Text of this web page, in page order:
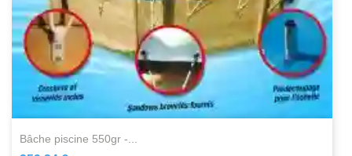
bâche piscine 550gr -...